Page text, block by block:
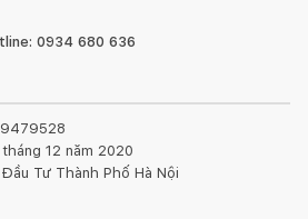
0934 680 636
12 năm 2020
Tư Thành Phố Hà Nội